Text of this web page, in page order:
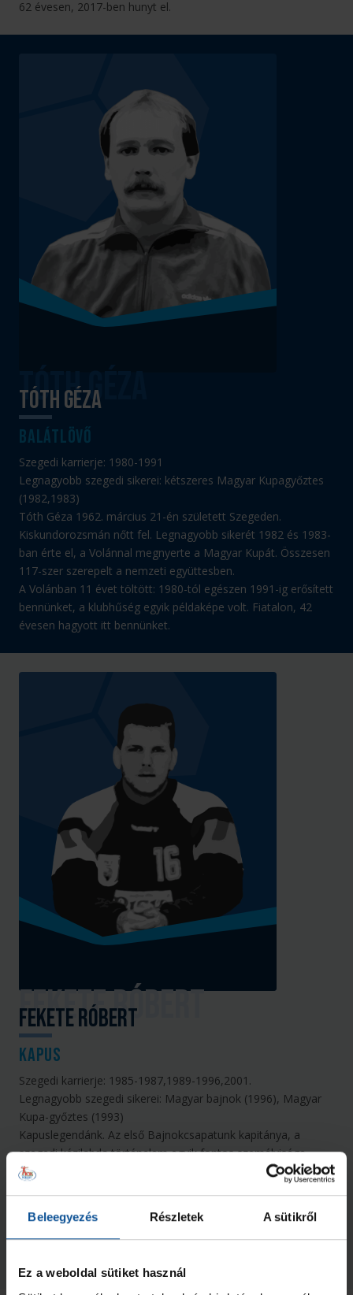
Beleegyezés Részletek A sütikről
Ez a weboldal sütiket használ
62 évesen, 2017-ben hunyt el.
Tóth Géza
balátlövő
Szegedi karrierje: 1980-1991
Legnagyobb szegedi sikerei: kétszeres Magyar Kupagyőztes
(1982,1983)
Tóth Géza 1962. március 21-én született Szegeden.
Kiskundorozsmán nőtt fel. Legnagyobb sikerét 1982 és 1983-
ban érte el, a Volánnal megnyerte a Magyar Kupát. Összesen
117-szer szerepelt a nemzeti együttesben.
A Volánban 11 évet töltött: 1980-tól egészen 1991-ig erősített
bennünket, a klubhűség egyik példaképe volt. Fiatalon, 42
évesen hagyott itt bennünket.
Fekete Róbert
Kapus
Szegedi karrierje: 1985-1987,1989-1996,2001.
Legnagyobb szegedi sikerei: Magyar bajnok (1996), Magyar
Kupa-győztes (1993)
Kapuslegendánk. Az első Bajnokcsapatunk kapitánya, a
szegedi kézilabda történelem egyik fontos személyisége.
Döntő érdemeket szerzett abban, hogy 1996-ban először
ülhettünk fel a magyar bajnoki trónra. 1993-ban tagja volt a
válogatottban.
A klubhoz mindig hűséges maradt, kapusedzőként és